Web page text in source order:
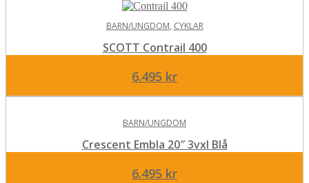
BARN/UNGDOM, CYKLAR
SCOTT Contrail 400
6.495 kr
BARN/UNGDOM
Crescent Embla 20″ 3vxl Blå
6.495 kr